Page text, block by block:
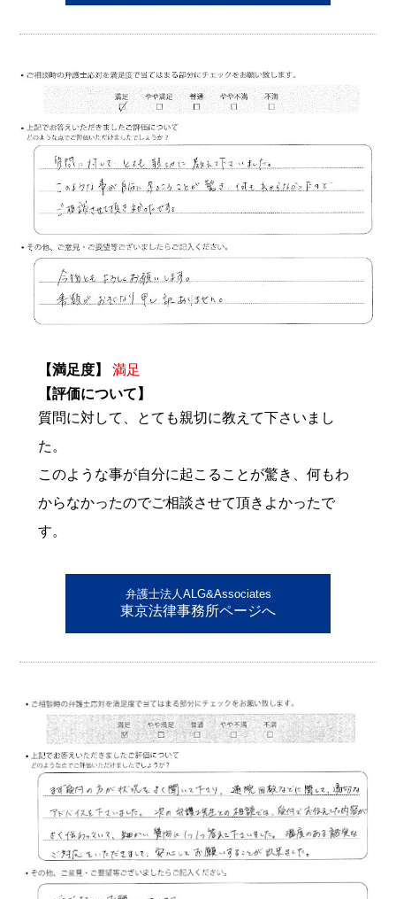
【満足度】
満足
【評価について】
質問に対して、とても親切に教えて下さいまし
た。
このような事が自分に起こることが驚き、何もわ
からなかったのでご相談させて頂きよかったで
す。
弁護士法人ALG&Associates
東京法律事務所ページへ